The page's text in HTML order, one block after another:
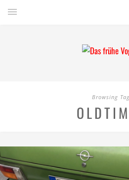
Browsing Tag